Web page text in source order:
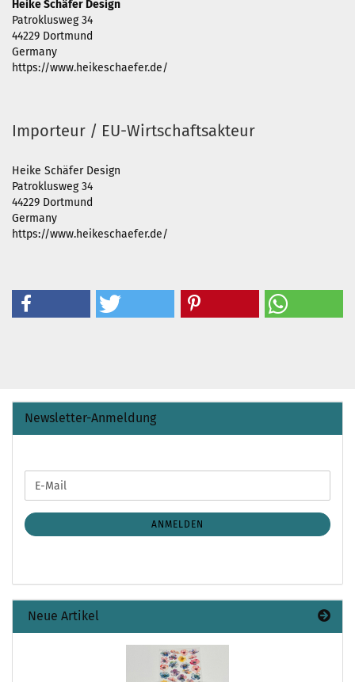
Heike Schäfer Design
Patroklusweg 34
44229 Dortmund
Germany
https://www.heikeschaefer.de/
Importeur / EU-Wirtschaftsakteur
Heike Schäfer Design
Patroklusweg 34
44229 Dortmund
Germany
https://www.heikeschaefer.de/
Newsletter-Anmeldung
ZUR
ANMELDUNG
E-
Mail
ANMELDEN
Neue Artikel